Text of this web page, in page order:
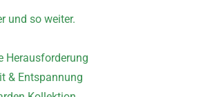
und so weiter.
Herausforderung
& Entspannung